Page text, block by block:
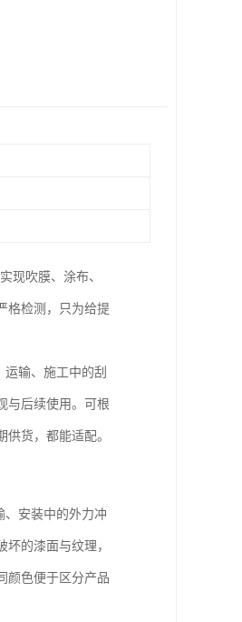
现吹膜、涂布、
格检测，只为给提
输、施工中的刮
与后续使用。可根
货，都能适配。
、安装中的外力冲
的漆面与纹理，
颜色便于区分产品